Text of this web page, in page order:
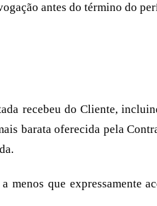
antes do término do
recebeu do Cliente,
barata oferecida pela
menos que expressamente